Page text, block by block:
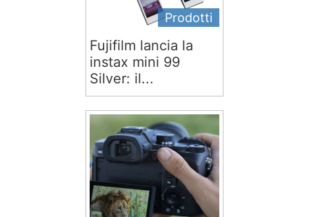
Prodotti
Fujifilm lancia la
instax mini 99
Silver: il...